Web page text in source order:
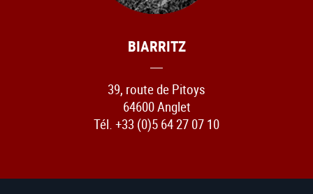
BIARRITZ
39, route de Pitoys
64600 Anglet
Tél. +33 (0)5 64 27 07 10